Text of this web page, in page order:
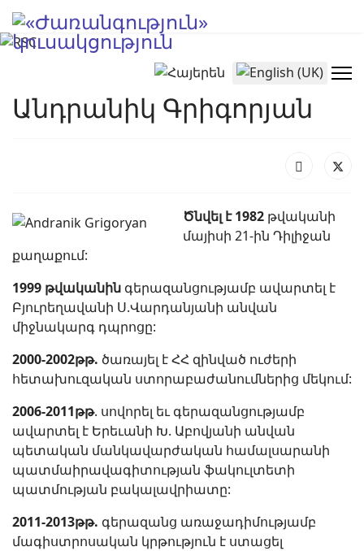
Select your language
Անդրանիկ Գրիգորյան
Ծնվել է 1982 թվականի
մայիսի 21-ին Դիլիջան
քաղաքում:
1999 թվականին գերազանցությամբ ավարտել է
Բյուրեղավանի Ս.Վարդանյանի անվան
միջնակարգ դպրոցը:
2000-2002թթ. ծառայել է ՀՀ զինված ուժերի
հետախուզական ստորաբաժանումներից մեկում:
2006-2011թթ. սովորել եւ գերազանցությամբ
ավարտել է Երեւանի Խ. Աբովյանի անվան
պետական մանկավարժական համալսարանի
պատմաիրավագիտության ֆակուլտետի
պատմության բակալավրիատը:
2011-2013թթ. գերազանց առաջադիմությամբ
մագիստրոսական կրթություն է ստացել